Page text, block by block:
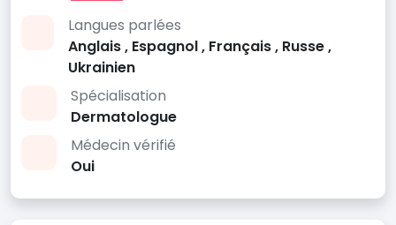
Langues parlées
Anglais , Espagnol , Français , Russe ,
Ukrainien
Spécialisation
Dermatologue
Médecin vérifié
Oui